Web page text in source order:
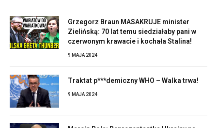
Grzegorz Braun MASAKRUJE minister
Zielińską: 70 lat temu siedziałaby pani w
czerwonym krawacie i kochała Stalina!
9 MAJA 2024
Traktat p***demiczny WHO – Walka trwa!
9 MAJA 2024